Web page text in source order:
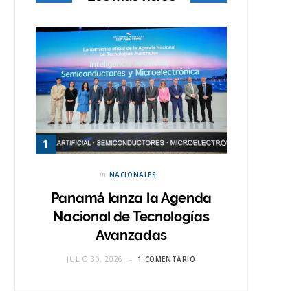
in NACIONALES
Panamá lanza la Agenda
Nacional de Tecnologías
Avanzadas
JULIO 30, 2026 1 COMENTARIO